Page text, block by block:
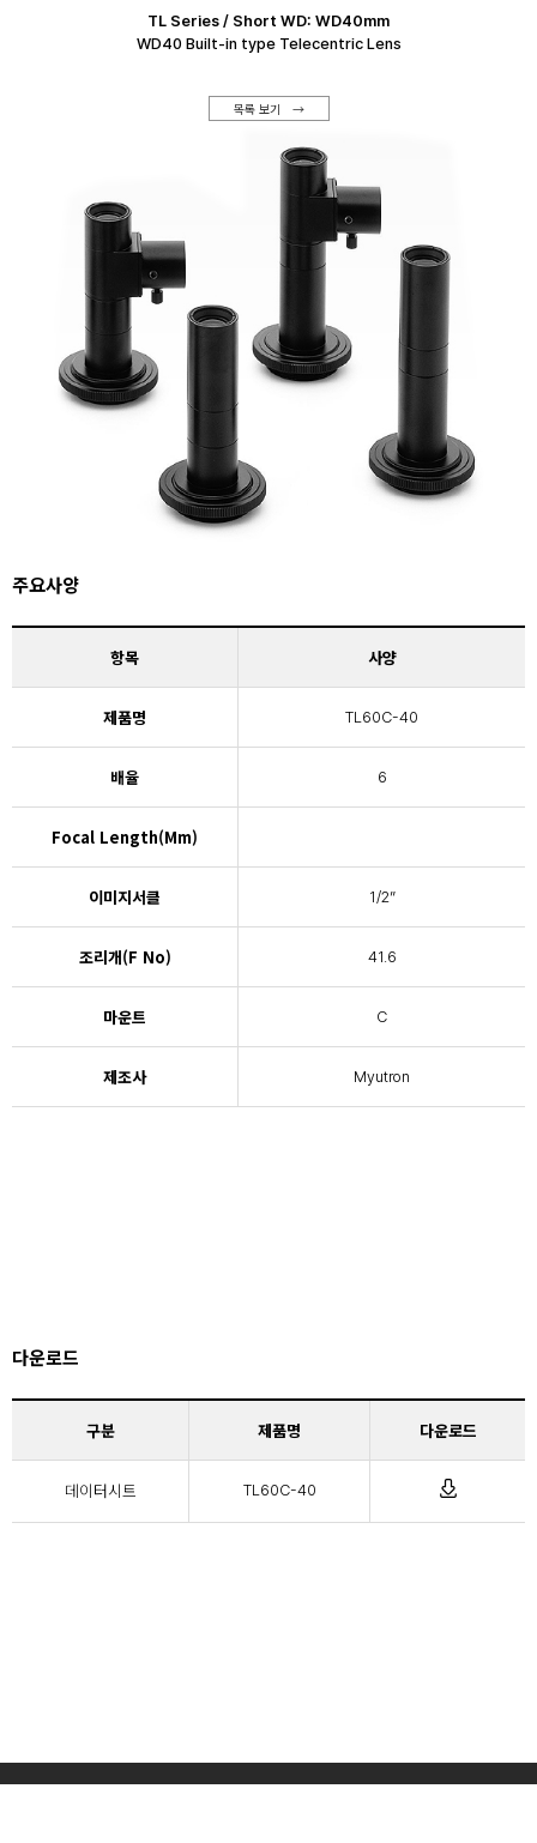
TL Series / Short WD: WD40mm
WD40 Built-in type Telecentric Lens
목록 보기
주요사양
항목 사양
제품명 TL60C-40
배율 6
Focal Length(mm)
이미지서클 1/2”
조리개(F No) 41.6
마운트 C
제조사 Myutron
다운로드
구분 제품명 다운로드
데이터시트 TL60C-40